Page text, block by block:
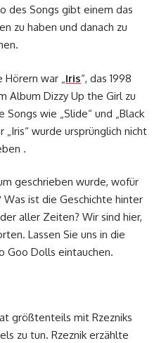
des Songs gibt einem das
zu haben und danach zu
war „ Iris“, das 1998
Album Dizzy Up the Girl zu
wie „Slide“ und „Black
wurde ursprünglich nicht
.
geschrieben wurde, wofür
ist die Geschichte hinter
aller Zeiten? Wir sind hier,
Lassen Sie uns in die
Goo Dolls eintauchen.
größtenteils mit Rzezniks
zu tun. Rzeznik erzählte